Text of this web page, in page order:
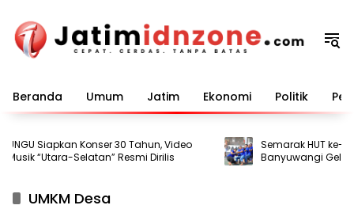
konten
Beranda Umum Jatim Ekonomi Politik
Siapkan Konser 30 Tahun, Video
“Utara-Selatan” Resmi Dirilis
Semarak HUT ke-81
Banyuwangi Gelar
bagi Warga Binaan
UMKM Desa